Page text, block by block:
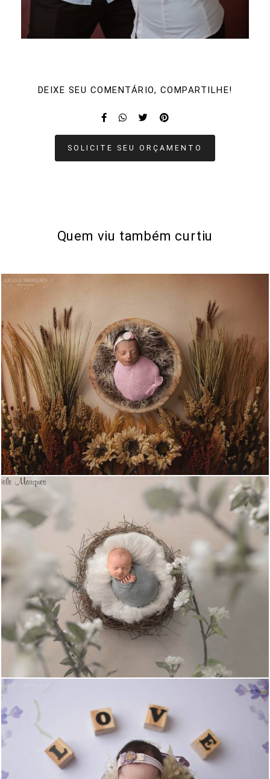
DEIXE SEU COMENTÁRIO, COMPARTILHE!
SOLICITE SEU ORÇAMENTO
Quem viu também curtiu
897 0
1251 0